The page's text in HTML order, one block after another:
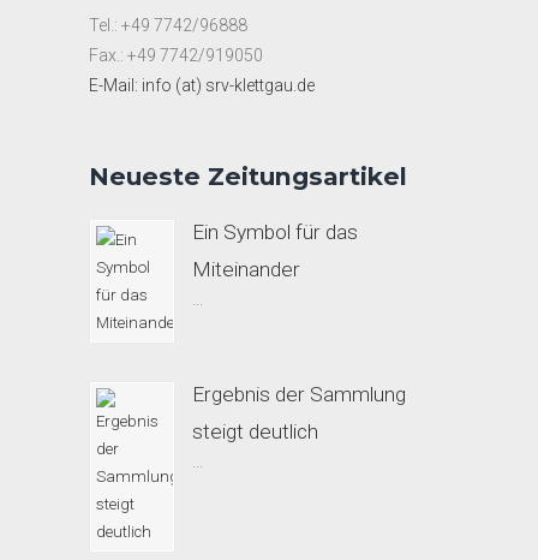
Tel.: +49 7742/96888
Fax.: +49 7742/919050
E-Mail: info (at) srv-klettgau.de
Neueste Zeitungsartikel
Ein Symbol für das
Miteinander
Ergebnis der Sammlung
steigt deutlich